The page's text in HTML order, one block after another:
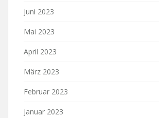
Juni 2023
Mai 2023
April 2023
März 2023
Februar 2023
Januar 2023